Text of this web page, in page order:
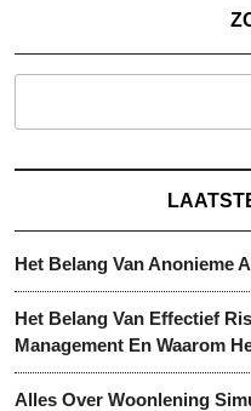
Het Belang Van Anonieme
Het Belang Van Effectief
Management En Waarom
Alles Over Woonlening